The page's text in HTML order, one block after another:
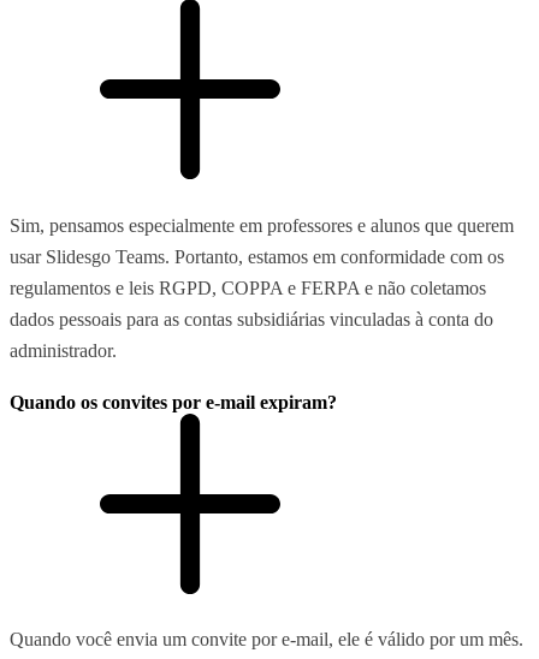
Sim, pensamos especialmente em professores e alunos que querem
usar Slidesgo Teams. Portanto, estamos em conformidade com os
regulamentos e leis RGPD, COPPA e FERPA e não coletamos
dados pessoais para as contas subsidiárias vinculadas à conta do
administrador.
Quando os convites por e-mail expiram?
Quando você envia um convite por e-mail, ele é válido por um mês.